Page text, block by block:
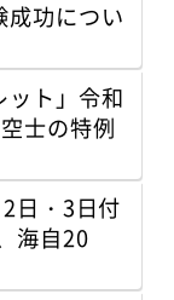
成功につい
ット」令和
士の特例
日・3日付
海自20